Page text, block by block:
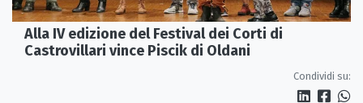
Alla IV edizione del Festival dei Corti di
Castrovillari vince Piscik di Oldani
Condividi su: